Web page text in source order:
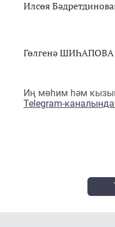
Илсөя
Гөлгенә ШИҺАПОВА
Иң мөһим һәм
Telegram-каналында